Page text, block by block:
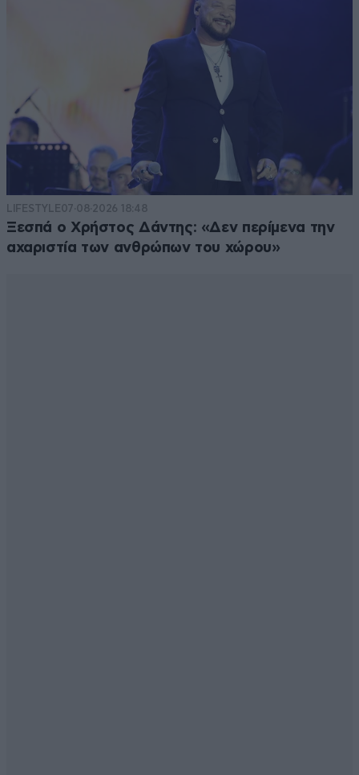
LIFESTYLE07·08·2026 18:48
Ξεσπά ο Χρήστος Δάντης: «Δεν περίμενα την
αχαριστία των ανθρώπων του χώρου»